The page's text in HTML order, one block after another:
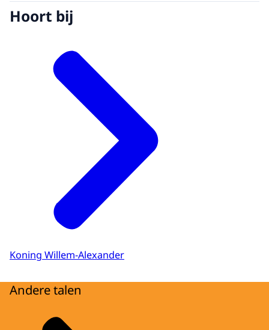
Hoort bij
Koning Willem-Alexander
Andere talen